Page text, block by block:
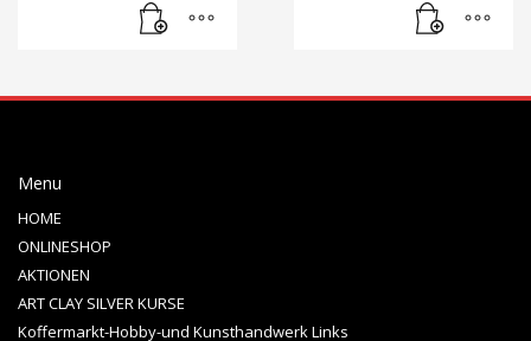
Menu
HOME
ONLINESHOP
AKTIONEN
ART CLAY SILVER KURSE
Koffermarkt-Hobby-und Kunsthandwerk Links